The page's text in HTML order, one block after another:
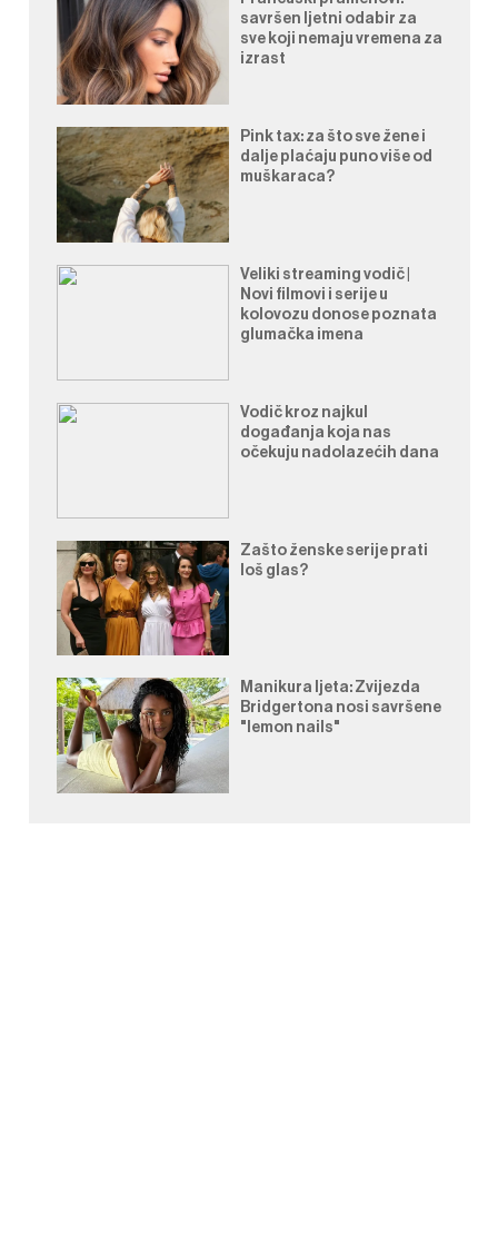
savršen ljetni odabir za
sve koji nemaju vremena za
izrast
Pink tax: za što sve žene i
dalje plaćaju puno više od
muškaraca?
Veliki streaming vodič |
Novi filmovi i serije u
kolovozu donose poznata
glumačka imena
Vodič kroz najkul
događanja koja nas
očekuju nadolazećih dana
Zašto ženske serije prati
loš glas?
Manikura ljeta: Zvijezda
Bridgertona nosi savršene
"lemon nails"